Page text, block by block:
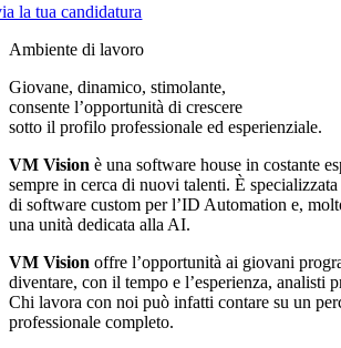
la tua candidatura
Ambiente di lavoro
Giovane, dinamico, stimolante,
consente l’opportunità di crescere
sotto il profilo professionale ed esperienziale.
VM Vision è una software house in costante
sempre in cerca di nuovi talenti. È
di software custom per l’ID Automation e,
una unità dedicata alla AI.
VM Vision offre l’opportunità ai giovani
diventare, con il tempo e l’esperienza, analisti
Chi lavora con noi può infatti contare su un
professionale completo.